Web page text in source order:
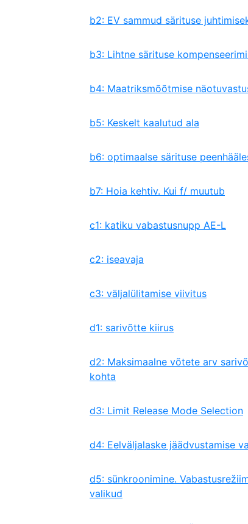
b2: EV sammud särituse
b3: Lihtne särituse
b4: Maatriksmõõtmise
b5: Keskelt kaalutud ala
b6: optimaalse särituse
b7: Hoia kehtiv. Kui f/ muutub
c1: katiku vabastusnupp AE-L
c2: iseavaja
c3: väljalülitamise viivitus
d1: sarivõtte kiirus
d2: Maksimaalne võtete arv
kohta
d3: Limit Release Mode Selection
d4: Eelväljalaske jäädvustamise
d5: sünkroonimine.
valikud